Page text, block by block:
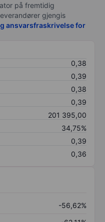
på fremtidig
gjengis
ansvarsfraskrivelse for
0,38
0,39
0,38
0,39
201 395,00
34,75%
0,39
0,36
-56,62%